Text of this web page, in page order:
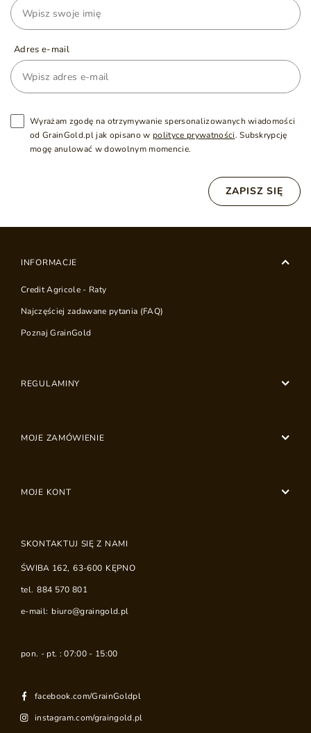
Adres e-mail
Wyrażam zgodę na otrzymywanie spersonalizowanych wiadomości
od GrainGold.pl jak opisano w polityce prywatności. Subskrypcję
mogę anulować w dowolnym momencie.
ZAPISZ SIĘ
INFORMACJE
Credit Agricole - Raty
Najczęściej zadawane pytania (FAQ)
Poznaj GrainGold
REGULAMINY
MOJE ZAMÓWIENIE
MOJE KONT
SKONTAKTUJ SIĘ Z NAMI
ŚWIBA 162, 63-600 KĘPNO
tel. 884 570 801
e-mail: biuro@graingold.pl
pon. - pt. : 07:00 - 15:00
facebook.com/GrainGoldpl
instagram.com/graingold.pl